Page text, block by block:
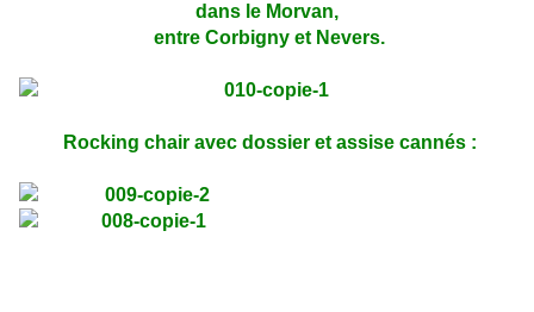
dans le Morvan,
entre Corbigny et Nevers.
Rocking chair avec dossier et assise cannés :